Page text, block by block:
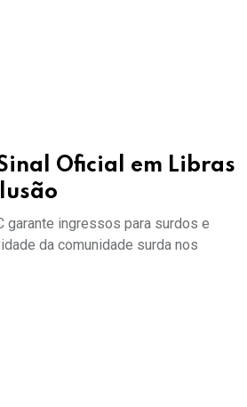
Oficial em Libras
garante ingressos para surdos e
da comunidade surda nos